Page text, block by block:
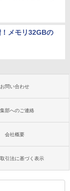
メモリ32GBの
お問い合わせ
部へのご連絡
会社概要
引法に基づく表示